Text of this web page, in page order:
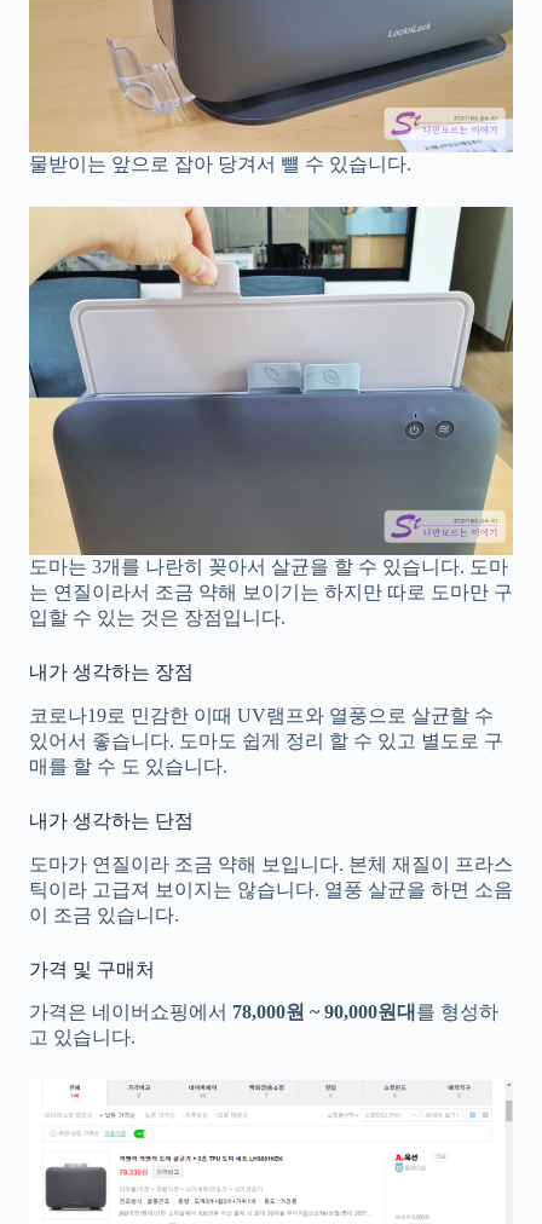
물받이는 앞으로 잡아 당겨서 뺼 수 있습니다.
도마는 3개를 나란히 꽂아서 살균을 할 수 있습니다. 도마
는 연질이라서 조금 약해 보이기는 하지만 따로 도마만 구
입할 수 있는 것은 장점입니다.
내가 생각하는 장점
코로나19로 민감한 이때 UV램프와 열풍으로 살균할 수
있어서 좋습니다. 도마도 쉽게 정리 할 수 있고 별도로 구
매를 할 수 도 있습니다.
내가 생각하는 단점
도마가 연질이라 조금 약해 보입니다. 본체 재질이 프라스
틱이라 고급져 보이지는 않습니다. 열풍 살균을 하면 소음
이 조금 있습니다.
가격 및 구매처
가격은 네이버쇼핑에서 78,000원 ~ 90,000원대 를 형성하
고 있습니다.